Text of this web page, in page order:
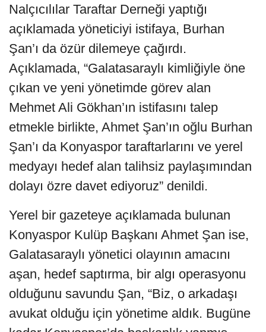
Nalçıcılılar Taraftar Derneği yaptığı
açıklamada yöneticiyi istifaya, Burhan
Şan’ı da özür dilemeye çağırdı.
Açıklamada, “Galatasaraylı kimliğiyle öne
çıkan ve yeni yönetimde görev alan
Mehmet Ali Gökhan’ın istifasını talep
etmekle birlikte, Ahmet Şan’ın oğlu Burhan
Şan’ı da Konyaspor taraftarlarını ve yerel
medyayı hedef alan talihsiz paylaşımından
dolayı özre davet ediyoruz” denildi.
Yerel bir gazeteye açıklamada bulunan
Konyaspor Kulüp Başkanı Ahmet Şan ise,
Galatasaraylı yönetici olayının amacını
aşan, hedef saptırma, bir algı operasyonu
olduğunu savundu Şan, “Biz, o arkadaşı
avukat olduğu için yönetime aldık. Bugüne